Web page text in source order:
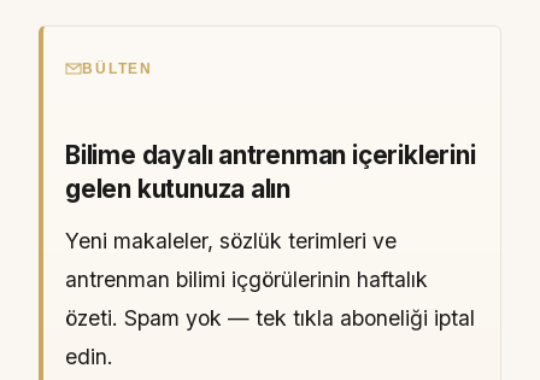
BÜLTEN
Bilime dayalı antrenman içeriklerini
gelen kutunuza alın
Yeni makaleler, sözlük terimleri ve
antrenman bilimi içgörülerinin haftalık
özeti. Spam yok — tek tıkla aboneliği iptal
edin.